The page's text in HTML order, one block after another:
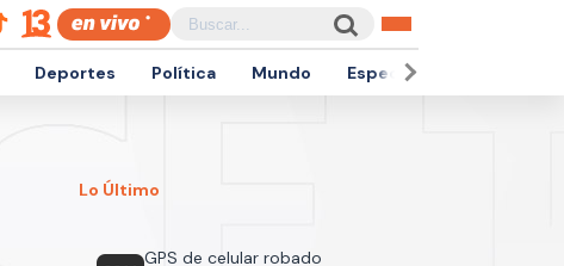
Deportes Política Mundo Espectáculos
Lo Último
GPS de celular robado